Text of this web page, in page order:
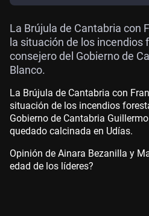
La Brújula de Cantabria con
la situación de los incendios
consejero del Gobierno de
Blanco.
La Brújula de Cantabria con
situación de los incendios
Gobierno de Cantabria
quedado calcinada en Udías.
Opinión de Ainara Bezanilla y
edad de los líderes?